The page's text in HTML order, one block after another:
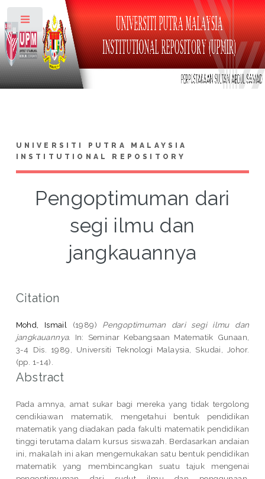
UNIVERSITI PUTRA MALAYSIA
INSTITUTIONAL REPOSITORY
Pengoptimuman dari
segi ilmu dan
jangkauannya
Citation
Mohd, Ismail (1989) Pengoptimuman dari segi ilmu dan
jangkauannya.
In: Seminar Kebangsaan Matematik Gunaan,
3-4 Dis. 1989, Universiti Teknologi Malaysia, Skudai, Johor.
(pp. 1-14).
Abstract
Pada amnya, amat sukar bagi mereka yang tidak tergolong
cendikiawan matematik, mengetahui bentuk pendidikan
matematik yang diadakan pada fakulti matematik pendidikan
tinggi terutama dalam kursus siswazah. Berdasarkan andaian
ini, makalah ini akan mengemukakan satu bentuk pendidikan
matematik yang membincangkan suatu tajuk mengenai
Toggle